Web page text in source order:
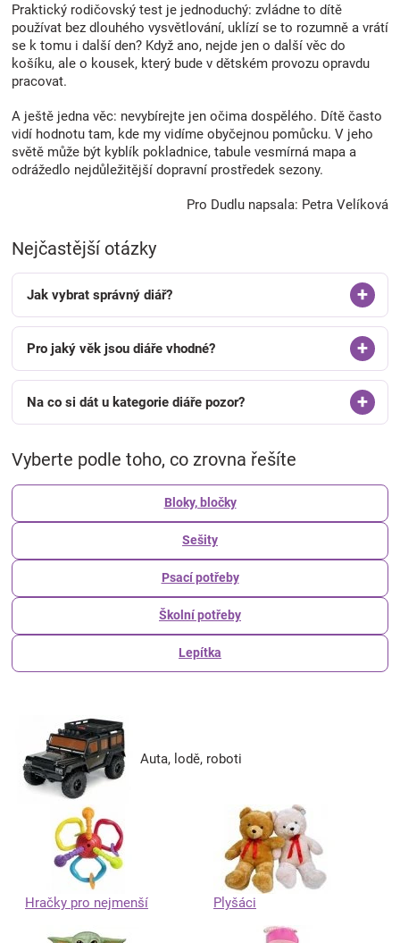
Praktický rodičovský test je jednoduchý: zvládne to dítě
používat bez dlouhého vysvětlování, uklízí se to rozumně a vrátí
se k tomu i další den? Když ano, nejde jen o další věc do
košíku, ale o kousek, který bude v dětském provozu opravdu
pracovat.
A ještě jedna věc: nevybírejte jen očima dospělého. Dítě často
vidí hodnotu tam, kde my vidíme obyčejnou pomůcku. V jeho
světě může být kyblík pokladnice, tabule vesmírná mapa a
odrážedlo nejdůležitější dopravní prostředek sezony.
Pro Dudlu napsala: Petra Velíková
Nejčastější otázky
Jak vybrat správný diář?
Pro jaký věk jsou diáře vhodné?
Na co si dát u kategorie diáře pozor?
Vyberte podle toho, co zrovna řešíte
Bloky, bločky
Sešity
Psací potřeby
Školní potřeby
Lepítka
Auta, lodě, roboti
Hračky pro nejmenší Plyšáci